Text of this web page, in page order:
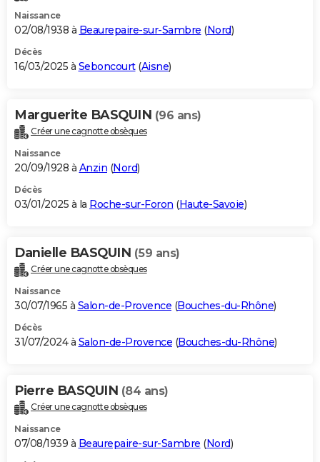
Naissance
02/08/1938 à Beaurepaire-sur-Sambre (Nord)
Décès
16/03/2025 à Seboncourt(Aisne)
Marguerite BASQUIN (96 ans)
Créer une cagnotte obsèques
Naissance
20/09/1928 à Anzin (Nord)
Décès
03/01/2025 à la Roche-sur-Foron (Haute-Savoie)
Danielle BASQUIN (59 ans)
Créer une cagnotte obsèques
Naissance
30/07/1965 à Salon-de-Provence (Bouches-du-Rhône)
Décès
31/07/2024 à Salon-de-Provence (Bouches-du-Rhône)
Pierre BASQUIN (84 ans)
Créer une cagnotte obsèques
Naissance
07/08/1939 à Beaurepaire-sur-Sambre (Nord)